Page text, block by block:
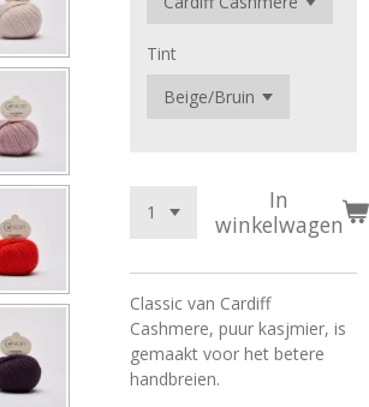
Tint
In
winkelwagen
Classic van Cardiff
Cashmere, puur kasjmier, is
gemaakt voor het betere
handbreien.